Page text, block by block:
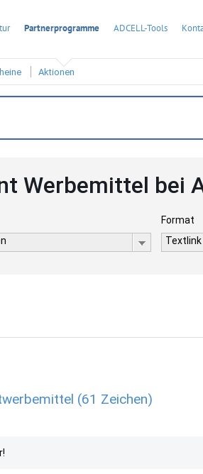
Partnerprogramme ADCELL-Tools
Aktionen
Werbemittel bei
Format
Textlink
(61 Zeichen)